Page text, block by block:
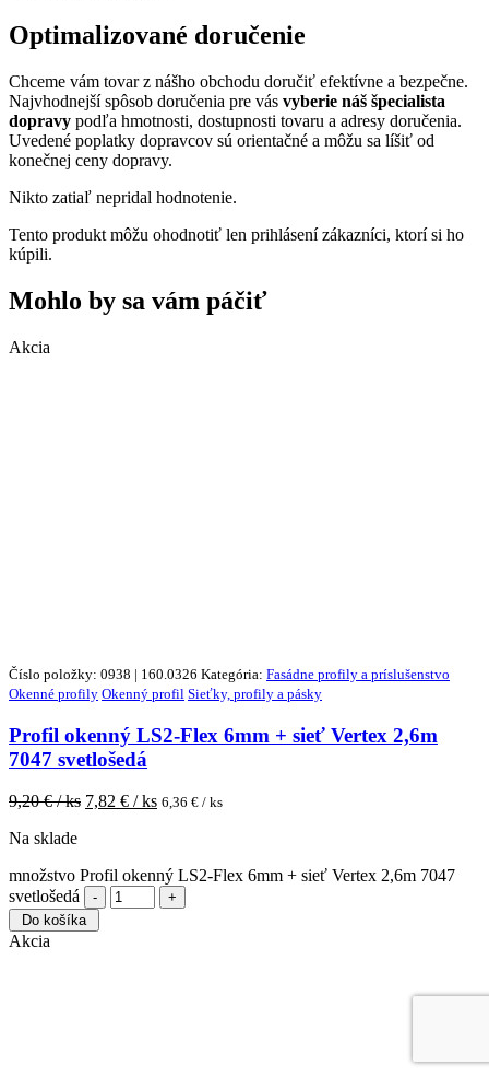
Optimalizované doručenie
Chceme vám tovar z nášho obchodu doručiť efektívne a bezpečne.
Najvhodnejší spôsob doručenia pre vás vyberie náš špecialista
dopravy podľa hmotnosti, dostupnosti tovaru a adresy doručenia.
Uvedené poplatky dopravcov sú orientačné a môžu sa líšiť od
konečnej ceny dopravy.
Nikto zatiaľ nepridal hodnotenie.
Tento produkt môžu ohodnotiť len prihlásení zákazníci, ktorí si ho
kúpili.
Mohlo by sa vám páčiť
Akcia
Číslo položky: 0938 | 160.0326 Kategória: Fasádne profily a príslušenstvo
Okenné profily Okenný profil Sieťky, profily a pásky
Profil okenný LS2-Flex 6mm + sieť Vertex 2,6m
7047 svetlošedá
9,20€ / ks 7,82 € / ks 6,36 € / ks
Na sklade
množstvo Profil okenný LS2-Flex 6mm + sieť Vertex 2,6m 7047
svetlošedá
Do košíka
Akcia